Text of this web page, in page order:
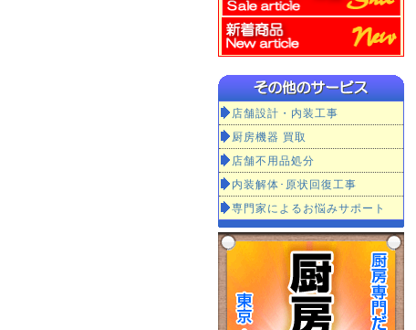
店舗設計・内装工事
厨房機器 買取
店舗不用品処分
内装解体･原状回復工事
専門家によるお悩みサポート